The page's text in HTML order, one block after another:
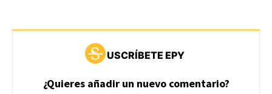
USCRÍBETE EPY
¿Quieres añadir un nuevo comentario?